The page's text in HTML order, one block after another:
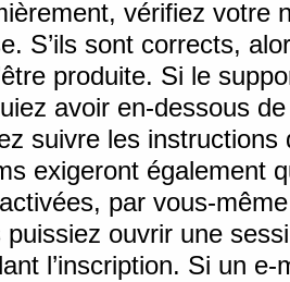
vérifiez votre
S’ils sont corrects,
produite. Si le
avoir en-dessous
suivre les
exigeront également
par vous-
puissiez ouvrir une
l’inscription. Si un